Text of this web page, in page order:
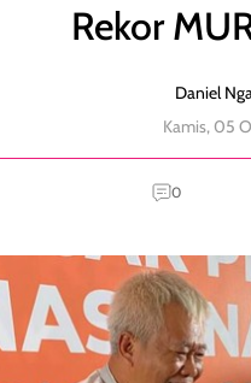
Rekor
Daniel
Kamis, 05
0